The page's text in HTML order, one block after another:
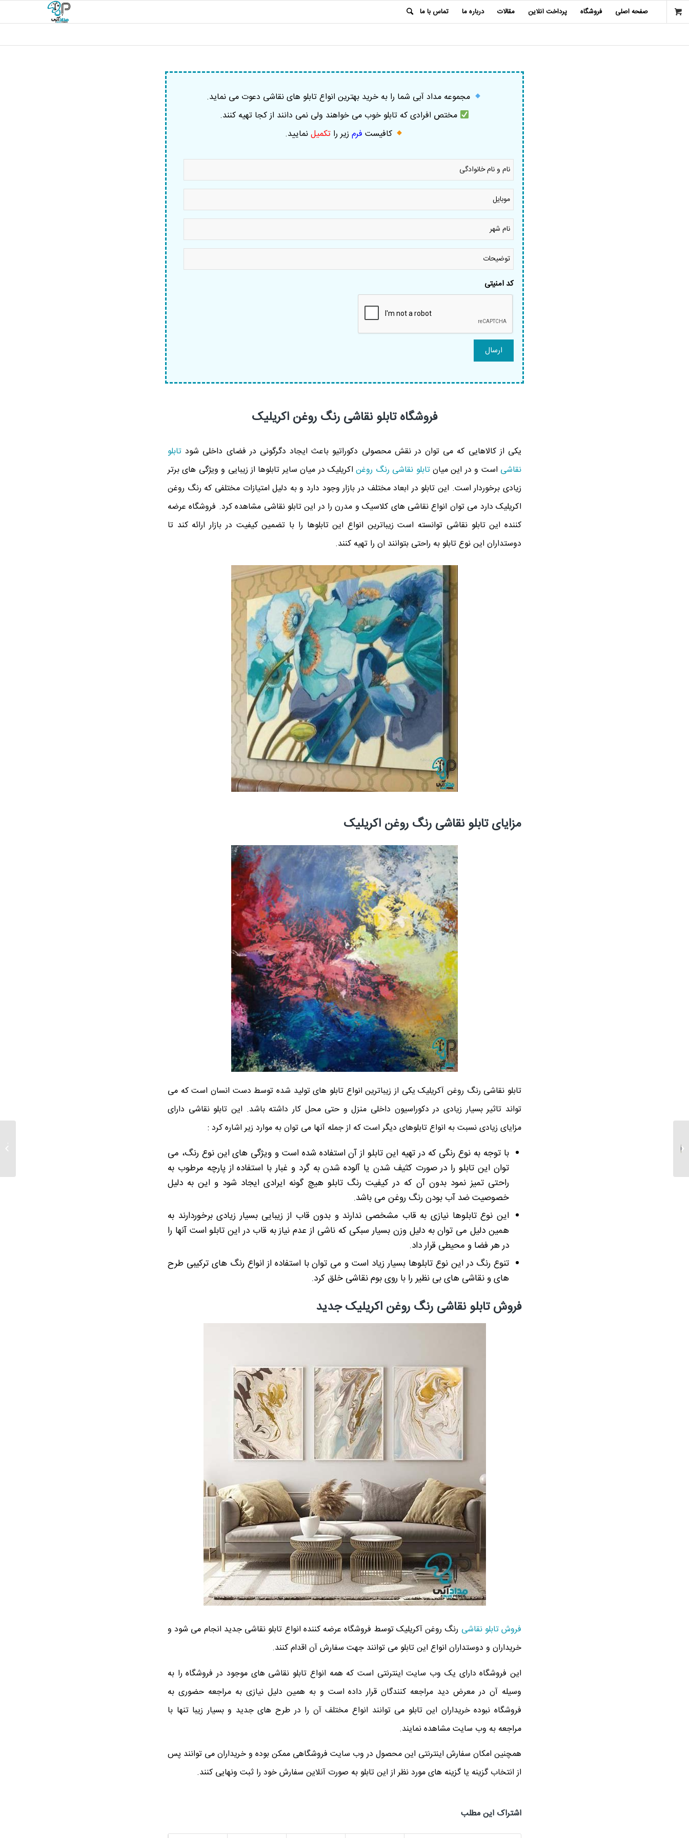
صفحه اصلی فروشگاه پرداخت آنلاین مقالات درباره ما تماس با ما
مجموعه مداد آبی شما را به خرید بهترین انواع تابلو های نقاشی دعوت می نماید.
مختص افرادی که تابلو خوب می خواهند ولی نمی دانند از کجا تهیه کنند.
کافیست فرم زیر را تکمیلنمایید.
نام
نام
خانوادگی
موبایل
نام
شهر *
توضیحات
کد امنیتی
فروشگاه تابلو نقاشی رنگ روغن اکریلیک
یکی از کالاهایی که می توان در نقش محصولی دکوراتیو باعث ایجاد دگرگونی در فضای داخلی شود تابلو
نقاشی است و در این میانتابلو نقاشی رنگ روغناکریلیک در میان سایر تابلوها از زیبایی و ویژگی های برتر
زیادی برخوردار است. این تابلو در ابعاد مختلف در بازار وجود دارد و به دلیل امتیازات مختلفی که رنگ روغن
اکریلیک دارد می توان انواع نقاشی های کلاسیک و مدرن را در این تابلو نقاشی مشاهده کرد. فروشگاه عرضه
کننده این تابلو نقاشی توانسته است زیباترین انواع این تابلوها را با تضمین کیفیت در بازار ارائه کند تا
دوستداران این نوع تابلو به راحتی بتوانند ان را تهیه کنند.
مزایای تابلو نقاشی رنگ روغن اکریلیک
تابلو نقاشی رنگ روغن آکریلیک یکی از زیباترین انواع تابلو های تولید شده توسط دست انسان است که می
تواند تاثیر بسیار زیادی در دکوراسیون داخلی منزل و حتی محل کار داشته باشد. این تابلو نقاشی دارای
مزایای زیادی نسبت به انواع تابلوهای دیگر است که از جمله آنها می ‌توان به موارد زیر اشاره کرد :
با توجه به نوع رنگی که در تهیه این تابلو از آن استفاده شده است و ویژگی های این نوع رنگ، می
توان این تابلو را در صورت کثیف شدن یا آلوده شدن به گرد و غبار با استفاده از پارچه مرطوب به
راحتی تمیز نمود بدون آن که در کیفیت رنگ تابلو هیچ گونه ایرادی ایجاد شود و این به دلیل
خصوصیت ضد آب بودن رنگ روغن می باشد.
این نوع تابلوها نیازی به قاب مشخصی ندارند و بدون قاب از زیبایی بسیار زیادی برخوردارند به
همین دلیل می ‌توان به دلیل وزن بسیار سبکی که ناشی از عدم نیاز به قاب در این تابلو است آنها را
در هر فضا و محیطی قرار داد.
تنوع رنگ در این نوع تابلوها بسیار زیاد است و می توان با استفاده از انواع رنگ های ترکیبی طرح
های و نقاشی های بی نظیر را با روی بوم نقاشی خلق کرد.
فروش تابلو نقاشی رنگ روغن اکریلیک جدید
فروش تابلو نقاشی رنگ روغن آکریلیک توسط فروشگاه عرضه کننده انواع تابلو نقاشی جدید انجام می ‌شود و
خریداران و دوستداران انواع این تابلو می توانند جهت سفارش آن اقدام کنند.
این فروشگاه دارای یک وب سایت اینترنتی است که همه انواع تابلو نقاشی های موجود در فروشگاه را به
وسیله آن در معرض دید مراجعه کنندگان قرار داده است و به همین دلیل نیازی به مراجعه حضوری به
فروشگاه نبوده خریداران این تابلو می توانند انواع مختلف آن را در طرح های جدید و بسیار زیبا تنها با
مراجعه به وب سایت مشاهده نمایند.
همچنین امکان سفارش اینترنتی این محصول در وب سایت فروشگاهی ممکن بوده و خریداران می ‌توانند پس
از انتخاب گزینه یا گزینه های مورد نظر از این تابلو به صورت آنلاین سفارش خود را ثبت ونهایی کنند.
اشتراک این مطلب
مدرن